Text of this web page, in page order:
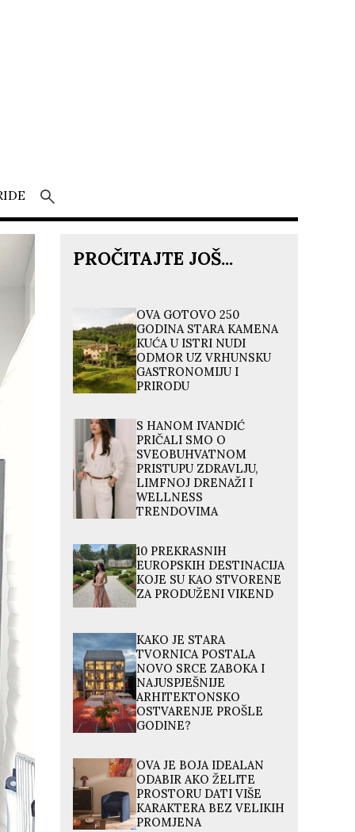
PROČITAJTE JOŠ...
OVA GOTOVO 250
GODINA STARA KAMENA
KUĆA U ISTRI NUDI
ODMOR UZ VRHUNSKU
GASTRONOMIJU I
PRIRODU
S HANOM IVANDIĆ
PRIČALI SMO O
SVEOBUHVATNOM
PRISTUPU ZDRAVLJU,
LIMFNOJ DRENAŽI I
WELLNESS
TRENDOVIMA
10 PREKRASNIH
EUROPSKIH DESTINACIJA
KOJE SU KAO STVORENE
ZA PRODUŽENI VIKEND
KAKO JE STARA
TVORNICA POSTALA
NOVO SRCE ZABOKA I
NAJUSPJEŠNIJE
ARHITEKTONSKO
OSTVARENJE PROŠLE
GODINE?
OVA JE BOJA IDEALAN
ODABIR AKO ŽELITE
PROSTORU DATI VIŠE
KARAKTERA BEZ VELIKIH
PROMJENA